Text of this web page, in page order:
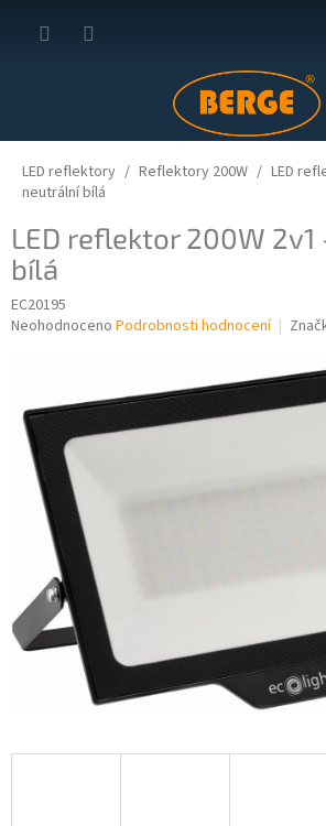
LED reflektory Reflektory 200W
LED
neutrální bílá
LED reflektor 200W
bílá
EC20195
Průměrné
0,0
hvězdiček.
Neohodnoceno Podrobnosti hodnocení